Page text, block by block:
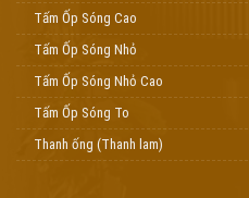
Tấm Ốp Sóng Cao
Tấm Ốp Sóng Nhỏ
Tấm Ốp Sóng Nhỏ Cao
Tấm Ốp Sóng To
Thanh ống (Thanh lam)